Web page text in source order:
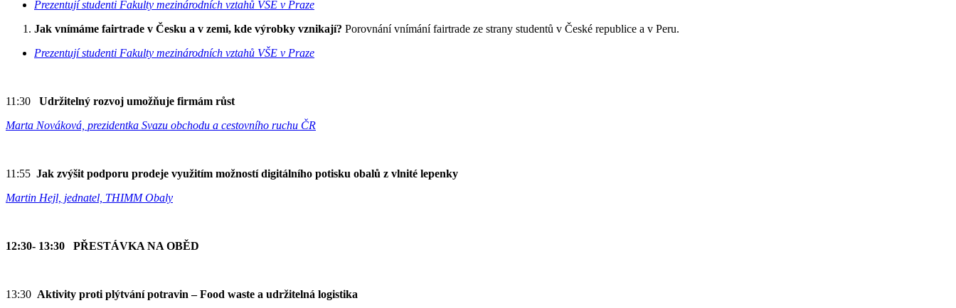
Prezentují studenti Fakulty mezinárodních vztahů VŠE v Praze
Jak vnímáme fairtrade v Česku a v zemi, kde výrobky vznikají? Porovnání vnímání fairtrade ze strany studentů v České republice a v Peru.
Prezentují studenti Fakulty mezinárodních vztahů VŠE v Praze
11:30 Udržitelný rozvoj umožňuje firmám růst
Marta Nováková, prezidentka Svazu obchodu a cestovního ruchu ČR
11:55 Jak zvýšit podporu prodeje využitím možností digitálního potisku obalů z vlnité lepenky
Martin Hejl, jednatel, THIMM Obaly
12:30- 13:30 PŘESTÁVKA NA OBĚD
13:30 Aktivity proti plýtvání potravin – Food waste a udržitelná logistika